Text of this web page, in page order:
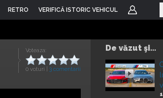
RETRO VERIFICĂ ISTORIC VEHICUL
Voteaza:
0 voturi 3 comentarii
De văzut şi...